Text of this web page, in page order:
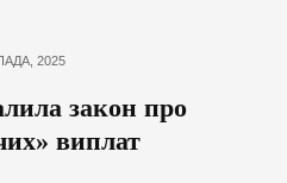
2025
закон про
виплат